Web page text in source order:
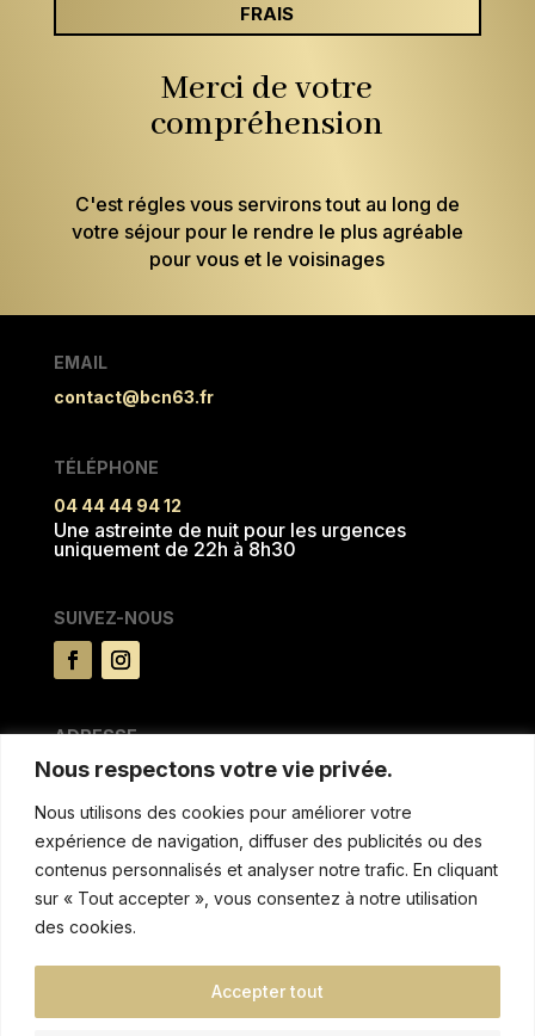
Nous respectons votre vie privée.
Nous utilisons des cookies pour améliorer votre
expérience de navigation, diffuser des publicités ou des
contenus personnalisés et analyser notre trafic. En cliquant
sur « Tout accepter », vous consentez à notre utilisation
des cookies.
Accepter tout
FRAIS
Merci de votre
compréhension
C'est régles vous servirons tout au long de
votre séjour pour le rendre le plus agréable
pour vous et le voisinages
EMAIL
contact@bcn63.fr
TÉLÉPHONE
04 44 44 94 12
Une astreinte de nuit pour les urgences
uniquement de 22h à 8h30
SUIVEZ-NOUS
ADRESSE
15 rue du Pré la reine
63100 CLERMONT FERRAND
MENTIONS & AUTRES
Politique de confidentialitée
Conditions de location
Réglement intèrieur et tarifs de non respect